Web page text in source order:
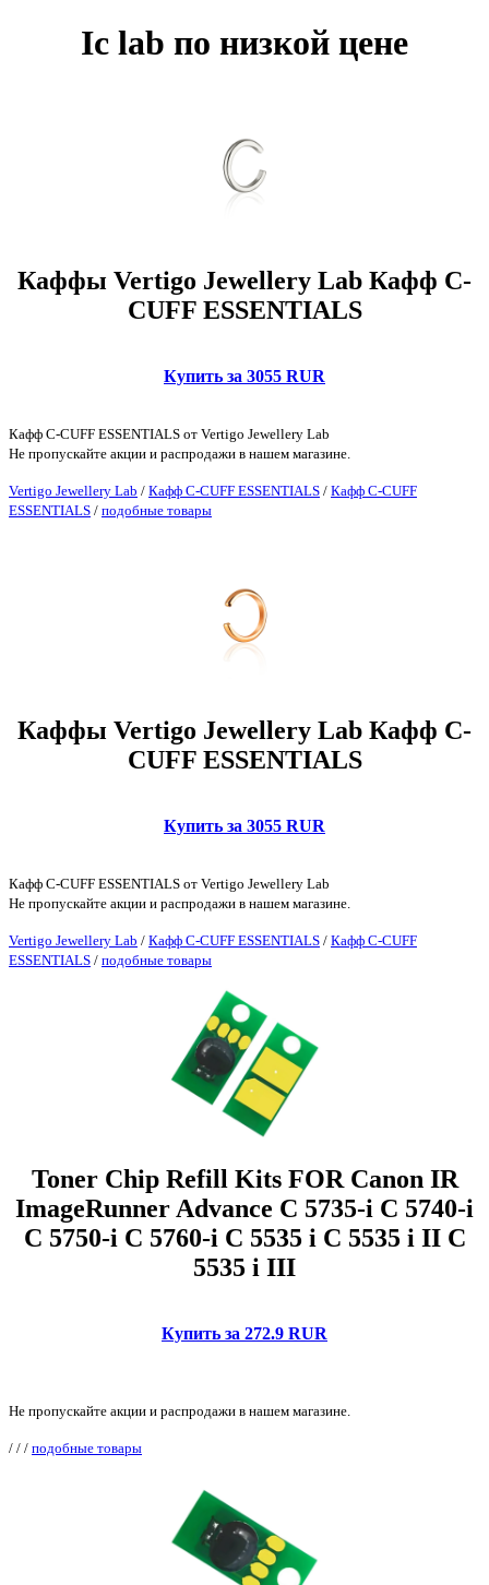
Ic lab по низкой цене
Каффы Vertigo Jewellery Lab Кафф C-
CUFF ESSENTIALS
Купить за 3055 RUR
Кафф C-CUFF ESSENTIALS от Vertigo Jewellery Lab
Не пропускайте акции и распродажи в нашем магазине.
Vertigo Jewellery Lab / Кафф C-CUFF ESSENTIALS / Кафф C-CUFF
ESSENTIALS / подобные товары
Каффы Vertigo Jewellery Lab Кафф C-
CUFF ESSENTIALS
Купить за 3055 RUR
Кафф C-CUFF ESSENTIALS от Vertigo Jewellery Lab
Не пропускайте акции и распродажи в нашем магазине.
Vertigo Jewellery Lab / Кафф C-CUFF ESSENTIALS / Кафф C-CUFF
ESSENTIALS / подобные товары
Toner Chip Refill Kits FOR Canon IR
ImageRunner Advance C 5735-i C 5740-i
C 5750-i C 5760-i C 5535 i C 5535 i II C
5535 i III
Купить за 272.9 RUR
Не пропускайте акции и распродажи в нашем магазине.
/ / / подобные товары